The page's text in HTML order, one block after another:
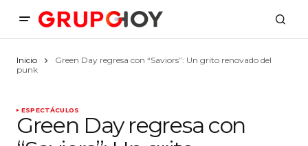
Inicio
Green Day regresa con “Saviors”: Un grito renovado del
punk
ESPECTÁCULOS
Green Day regresa con